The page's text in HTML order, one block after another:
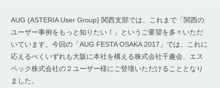
AUG (ASTERIA User Group) 関西支部では、これまで「関西の
ユーザー事例をもっと知りたい！」というご要望を多々いただ
いています。今回の「AUG FESTA OSAKA 2017」では、これに
応えるべくいずれも大阪に本社を構える株式会社千趣会、エス
ペック株式会社の２ユーザー様にご登壇いただけることとなり
ました。